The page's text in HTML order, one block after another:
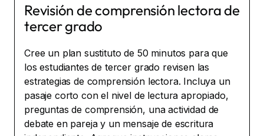
Revisión de comprensión lectora de
tercer grado
Cree un plan sustituto de 50 minutos para que
los estudiantes de tercer grado revisen las
estrategias de comprensión lectora. Incluya un
pasaje corto con el nivel de lectura apropiado,
preguntas de comprensión, una actividad de
debate en pareja y un mensaje de escritura